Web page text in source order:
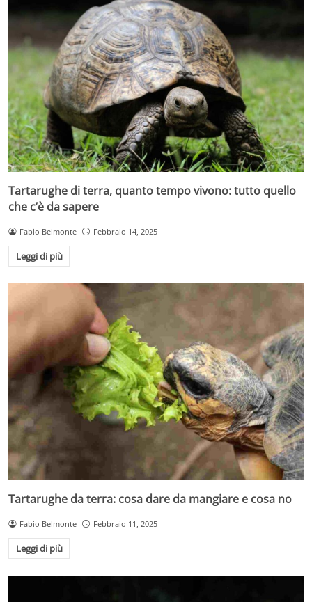
Tartarughe di terra, quanto tempo vivono: tutto quello
che c’è da sapere
Fabio Belmonte Febbraio 14, 2025
Leggi di più
Tartarughe da terra: cosa dare da mangiare e cosa no
Fabio Belmonte Febbraio 11, 2025
Leggi di più